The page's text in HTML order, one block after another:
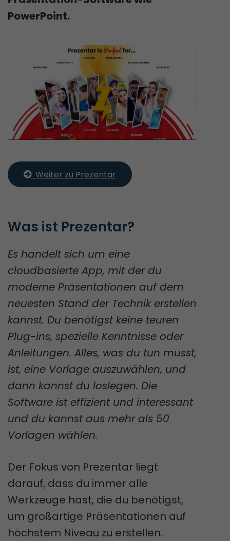
PowerPoint.
  Weiter zu Prezentar
Was ist Prezentar?
Es handelt sich um eine
cloudbasierte App, mit der du
moderne Präsentationen auf dem
neuesten Stand der Technik erstellen
kannst. Du benötigst keine teuren
Plug-ins, spezielle Kenntnisse oder
Anleitungen. Alles, was du tun musst,
ist, eine Vorlage auszuwählen, und
dann kannst du loslegen. Die
Software ist effizient und interessant
und du kannst aus mehr als 50
Vorlagen wählen.
Der Fokus von Prezentar liegt
darauf, dass du immer alle
Werkzeuge hast, die du benötigst,
um großartige Präsentationen auf
höchstem Niveau zu erstellen.